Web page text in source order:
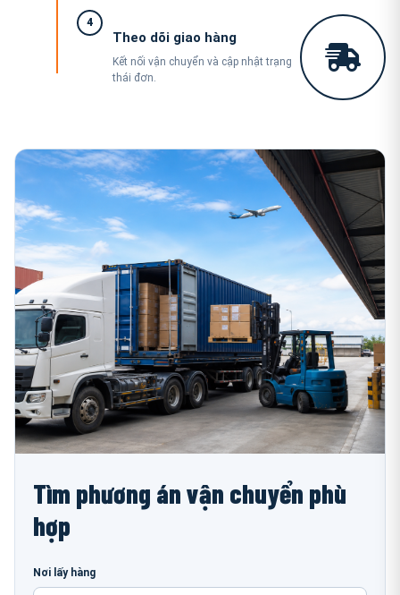
4
Theo dõi giao hàng
Kết nối vận chuyển và cập nhật trạng
thái đơn.
Tìm phương án vận chuyển phù
hợp
Nơi lấy hàng